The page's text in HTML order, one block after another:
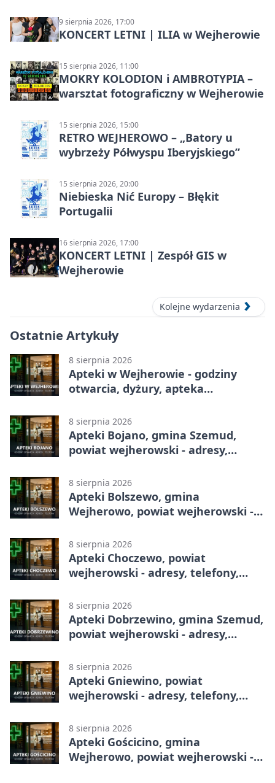
9 sierpnia 2026, 17:00
KONCERT LETNI | ILIA w Wejherowie
15 sierpnia 2026, 11:00
MOKRY KOLODION i AMBROTYPIA –
warsztat fotograficzny w Wejherowie
15 sierpnia 2026, 15:00
RETRO WEJHEROWO – „Batory u
wybrzeży Półwyspu Iberyjskiego”
15 sierpnia 2026, 20:00
Niebieska Nić Europy – Błękit
Portugalii
16 sierpnia 2026, 17:00
KONCERT LETNI | Zespół GIS w
Wejherowie
Kolejne wydarzenia
Ostatnie Artykuły
8 sierpnia 2026
Apteki w Wejherowie - godziny
otwarcia, dyżury, apteka
8 sierpnia 2026
Apteki Bojano, gmina Szemud,
powiat wejherowski - adresy,
8 sierpnia 2026
Apteki Bolszewo, gmina
Wejherowo, powiat wejherowski -
8 sierpnia 2026
Apteki Choczewo, powiat
wejherowski - adresy, telefony,
8 sierpnia 2026
Apteki Dobrzewino, gmina Szemud,
powiat wejherowski - adresy,
8 sierpnia 2026
Apteki Gniewino, powiat
wejherowski - adresy, telefony,
8 sierpnia 2026
Apteki Gościcino, gmina
Wejherowo, powiat wejherowski -